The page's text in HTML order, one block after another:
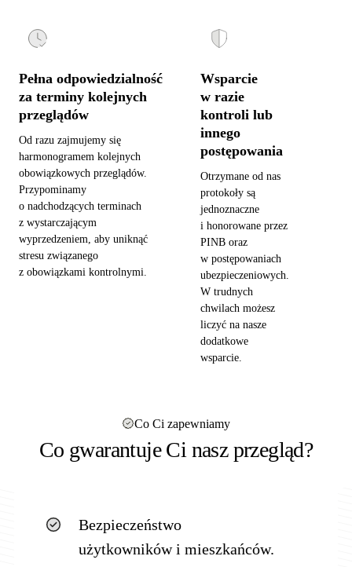
Pełna odpowiedzialność
za terminy kolejnych
przeglądów
Od razu zajmujemy się
harmonogramem kolejnych
obowiązkowych przeglądów.
Przypominamy
o nadchodzących terminach
z wystarczającym
wyprzedzeniem, aby uniknąć
stresu związanego
z obowiązkami kontrolnymi.
Wsparcie
w razie
kontroli lub
innego
postępowania
Otrzymane od nas
protokoły są
jednoznaczne
i honorowane przez
PINB oraz
w postępowaniach
ubezpieczeniowych.
W trudnych
chwilach możesz
liczyć na nasze
dodatkowe
wsparcie.
Co Ci zapewniamy
Co gwarantuje Ci nasz przegląd?
Bezpieczeństwo
użytkowników i mieszkańców.